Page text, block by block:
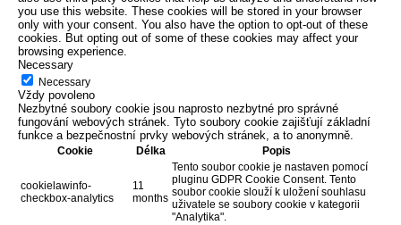
you use this website. These cookies will be stored in your browser
only with your consent. You also have the option to opt-out of these
cookies. But opting out of some of these cookies may affect your
browsing experience.
Necessary
Necessary
Vždy povoleno
Nezbytné soubory cookie jsou naprosto nezbytné pro správné
fungování webových stránek. Tyto soubory cookie zajišťují základní
funkce a bezpečnostní prvky webových stránek, a to anonymně.
Cookie Délka Popis
cookielawinfo-
checkbox-analytics
11
months
Tento soubor cookie je nastaven pomocí
pluginu GDPR Cookie Consent. Tento
soubor cookie slouží k uložení souhlasu
uživatele se soubory cookie v kategorii
"Analytika".